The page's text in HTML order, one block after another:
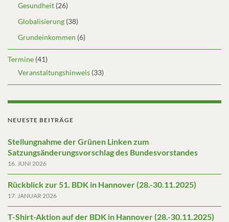
Gesundheit (26)
Globalisierung (38)
Grundeinkommen (6)
Termine (41)
Veranstaltungshinweis (33)
NEUESTE BEITRÄGE
Stellungnahme der Grünen Linken zum
Satzungsänderungsvorschlag des Bundesvorstandes
16. JUNI 2026
Rückblick zur 51. BDK in Hannover (28.-30.11.2025)
17. JANUAR 2026
T-Shirt-Aktion auf der BDK in Hannover (28.-30.11.2025)